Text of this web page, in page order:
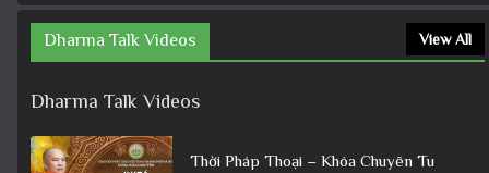
Dharma Talk Videos View All
Dharma Talk Videos
Thời Pháp Thoại – Khóa Chuyên Tu